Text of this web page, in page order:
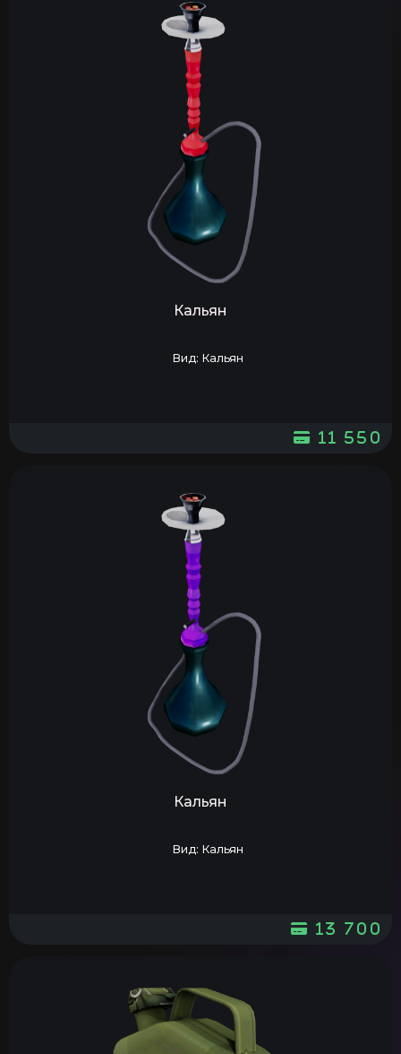
Кальян
Вид: Кальян
11 550
Кальян
Вид: Кальян
13 700